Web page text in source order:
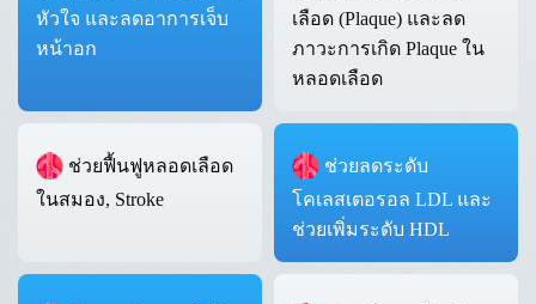
หัวใจ และลดอาการเจ็บ
หน้าอก
เลือด (Plaque) และลด
ภาวะการเกิด Plaque ใน
หลอดเลือด
ช่วยฟื้นฟูหลอดเลือด
ในสมอง, Stroke
ช่วยลดระดับ
โคเลสเตอรอล LDL และ
ช่วยเพิ่มระดับ HDL